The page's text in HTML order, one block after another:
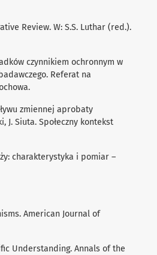
Review. W: S.S. Luthar (red.).
czynnikiem ochronnym w
Referat na
zmiennej aprobaty
J. Siuta. Społeczny kontekst
charakterystyka i pomiar –
American Journal of
Understanding. Annals of the